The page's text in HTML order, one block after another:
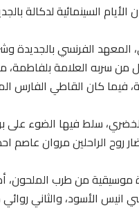
10 أكتوبر 2024، فعاليات الدورة ال 13 لمهرجان الأيام
المعهد الفرنسي بالجديدة
من سربه العلامة بلفاطمة،
كان القاطي الفارس
سلط فيها الضوء على
روح الراحلين مروان عاصم
موسيقية من طرب
انيس الأسود، والثاني